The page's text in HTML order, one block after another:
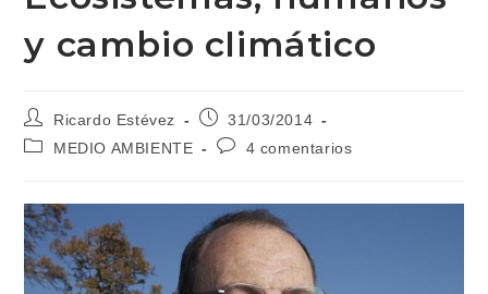
y cambio climático
Autor
de
la
Ricardo Estévez
Publicación
31/03/2014
Categoría
entrada:
MEDIO AMBIENTE
Comentarios
entrada:
4 comentarios